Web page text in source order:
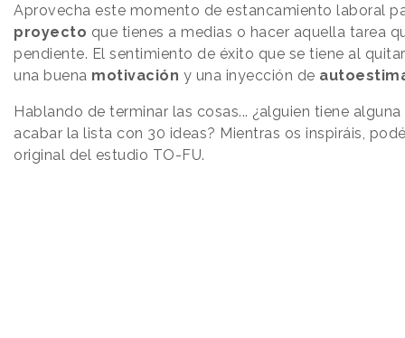
Aprovecha este momento de estancamiento laboral
proyecto que tienes a medias o hacer aquella tarea
pendiente. El sentimiento de éxito que se tiene al
una buena motivación y una inyección de
Hablando de terminar las cosas... ¿alguien tiene
acabar la lista con 30 ideas? Mientras os inspiráis,
original del estudio TO-FU.